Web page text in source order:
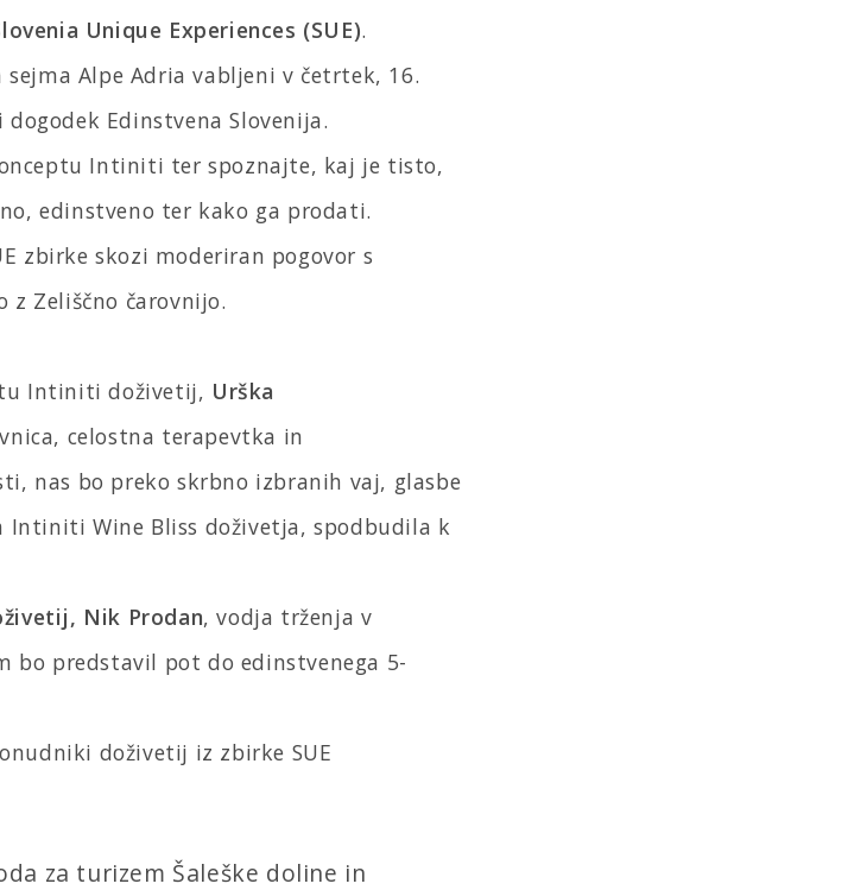
Unique Experiences (SUE).
Alpe Adria vabljeni v četrtek, 16.
Edinstvena Slovenija.
Intiniti ter spoznajte, kaj je tisto,
edinstveno ter kako ga prodati.
zbirke skozi moderiran pogovor s
Zeliščno čarovnijo.
Intiniti doživetij, Urška
celostna terapevtka in
nas bo preko skrbno izbranih vaj, glasbe
Wine Bliss doživetja, spodbudila k
Nik Prodan, vodja trženja v
bo predstavil pot do edinstvenega 5-
doživetij iz zbirke SUE
za turizem Šaleške doline in